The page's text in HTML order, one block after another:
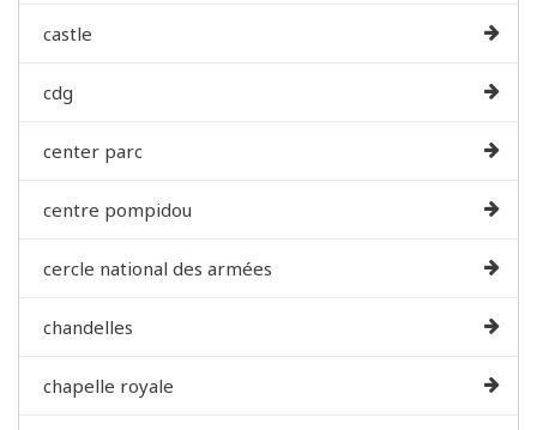
castle
cdg
center parc
centre pompidou
cercle national des armées
chandelles
chapelle royale